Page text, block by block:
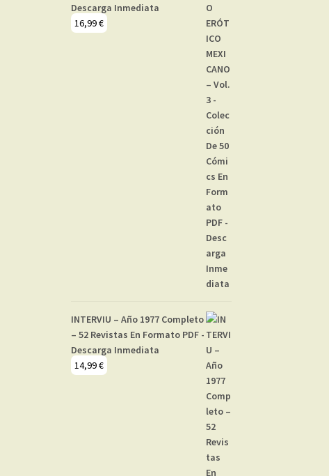
Descarga Inmediata
16,99€
INTERVIU – Año 1977 Completo
– 52 Revistas En Formato PDF -
Descarga Inmediata
14,99€